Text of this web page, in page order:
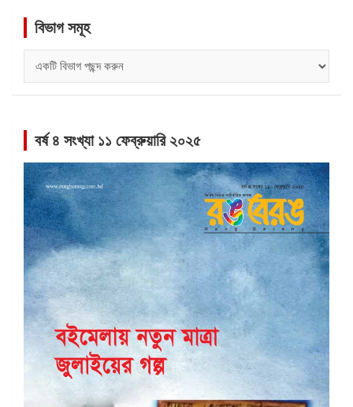
বিভাগ সমূহ
সমূহ
বর্ষ ৪ সংখ্যা ১১ ফেব্রুয়ারি ২০২৫